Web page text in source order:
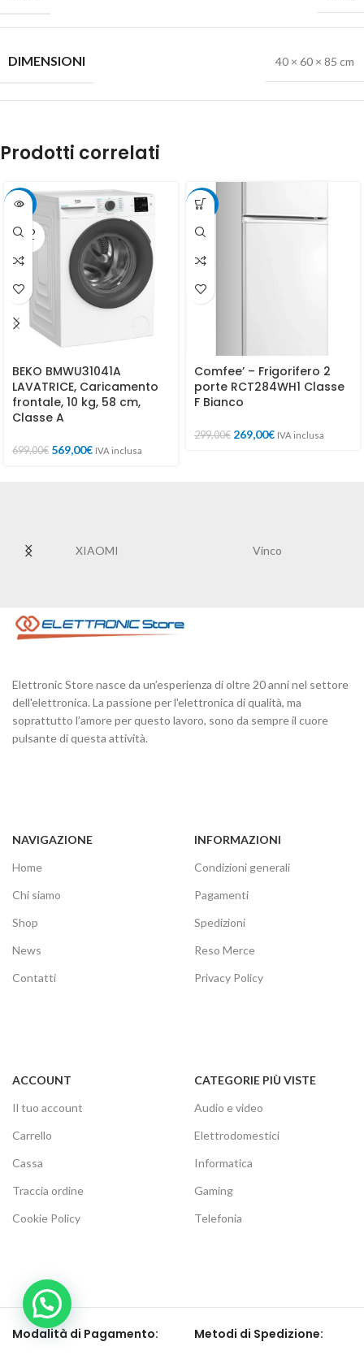
DIMENSIONI 40 × 60 × 85 cm
Prodotti correlati
-19%
SOLD
OUT
BEKO BMWU31041A
LAVATRICE, Caricamento
frontale, 10 kg, 58 cm,
Classe A
699,00€ 569,00€ IVA inclusa
-10%
Comfee’ – Frigorifero 2
porte RCT284WH1 Classe
F Bianco
299,00€ 269,00€ IVA inclusa
XIAOMI Vinco
Elettronic Store nasce da un’esperienza di oltre 20 anni nel settore
dell'elettronica. La passione per l'elettronica di qualità, ma
soprattutto l’amore per questo lavoro, sono da sempre il cuore
pulsante di questa attività.
NAVIGAZIONE
Home
Chi siamo
Shop
News
Contatti
INFORMAZIONI
Condizioni generali
Pagamenti
Spedizioni
Reso Merce
Privacy Policy
ACCOUNT
Il tuo account
Carrello
Cassa
Traccia ordine
Cookie Policy
CATEGORIE PIÙ VISTE
Audio e video
Elettrodomestici
Informatica
Gaming
Telefonia
Modalità di Pagamento: Metodi di Spedizione: